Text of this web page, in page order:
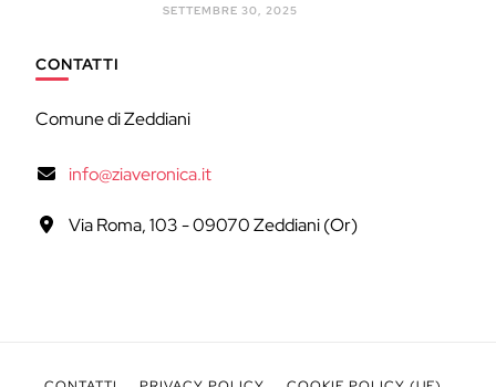
SETTEMBRE 30, 2025
CONTATTI
Comune di Zeddiani
info@ziaveronica.it
Via Roma, 103 - 09070 Zeddiani (Or)